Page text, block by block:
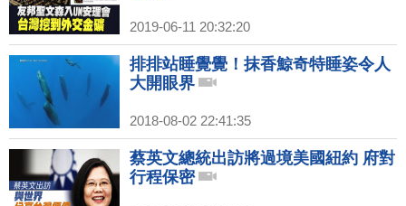
2019-06-11 20:32:20
排排站睡覺覺！抹香鯨奇特睡姿令人
大開眼界
2018-08-02 22:41:35
蔡英文總統出訪將過境美國紐約 府對
行程保密